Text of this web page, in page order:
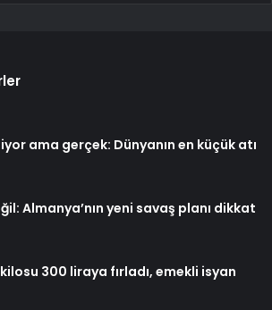
ama gerçek: Dünyanın en küçük atı
Almanya’nın yeni savaş planı dikkat
300 liraya fırladı, emekli isyan